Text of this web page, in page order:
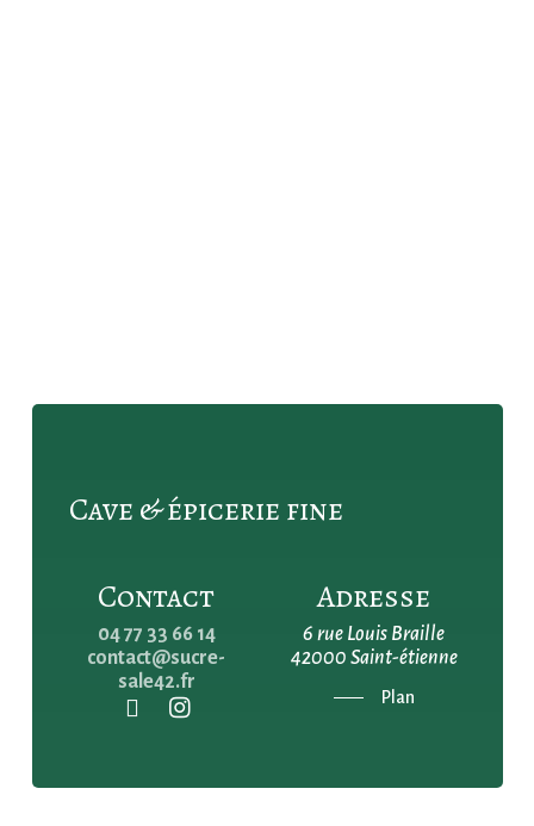
Cave & épicerie fine
Contact
04 77 33 66 14
contact@sucre-
sale42.fr
Adresse
6 rue Louis Braille
42000 Saint-étienne
Plan